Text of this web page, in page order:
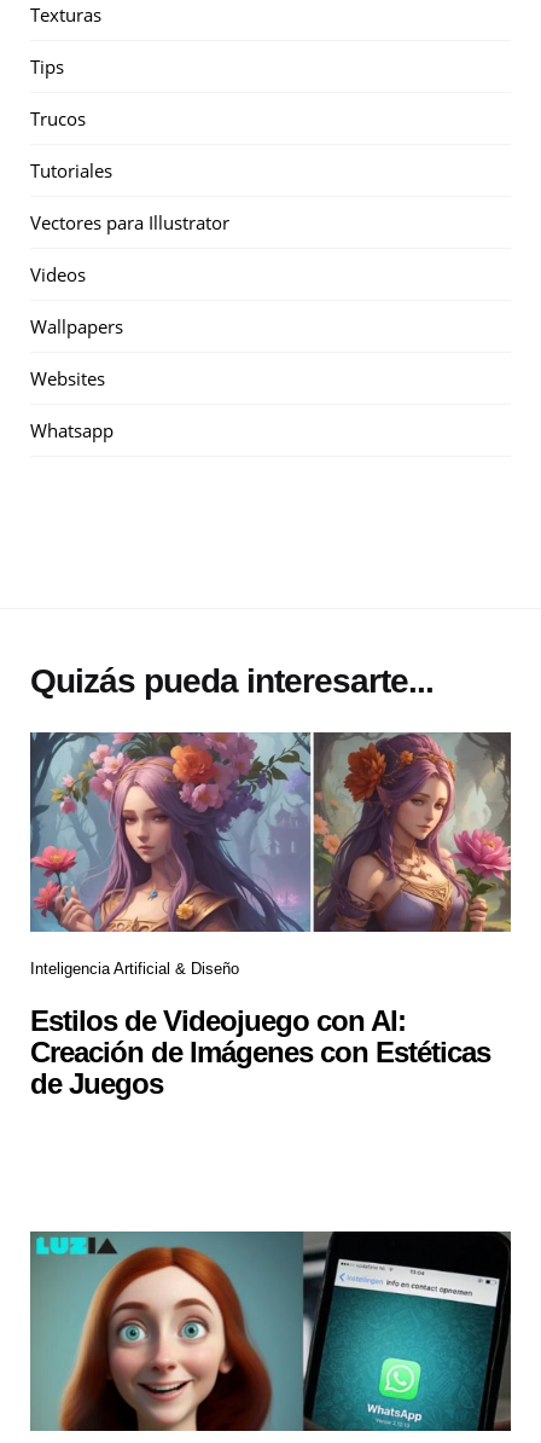
Texturas
Tips
Trucos
Tutoriales
Vectores para Illustrator
Videos
Wallpapers
Websites
Whatsapp
Quizás pueda interesarte...
Inteligencia Artificial & Diseño
Estilos de Videojuego con AI:
Creación de Imágenes con Estéticas
de Juegos